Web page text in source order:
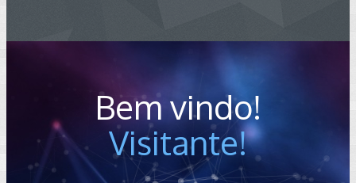
Bem vindo!
Visitante!